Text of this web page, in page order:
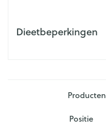
Dieetbeperkingen
Producten
Sorteer op: